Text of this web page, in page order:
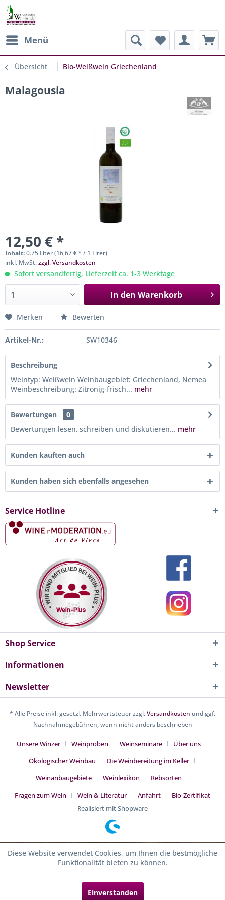
Menü
Übersicht Bio-Weißwein Griechenland
Malagousia
12,50 € *
Inhalt:0.75 Liter (16,67 € * / 1 Liter)
inkl. MwSt.zzgl. Versandkosten
Sofort versandfertig, Lieferzeit ca. 1-3 Werktage
In den Warenkorb
Merken Bewerten
Artikel-Nr.: SW10346
Beschreibung
Weintyp: Weißwein Weinbaugebiet: Griechenland, Nemea
Weinbeschreibung: Zitronig-frisch... mehr
Bewertungen
0
Bewertungen lesen, schreiben und diskutieren... mehr
Kunden kauften auch
Kunden haben sich ebenfalls angesehen
Service Hotline
Shop Service
Informationen
Newsletter
* Alle Preise inkl. gesetzl. Mehrwertsteuer zzgl.Versandkosten und ggf.
Nachnahmegebühren, wenn nicht anders beschrieben
Unsere Winzer Weinproben Weinseminare
Über uns
Ökologischer Weinbau
Die Weinbereitung im Keller
Weinanbaugebiete
Weinlexikon
Rebsorten
Fragen zum Wein
Wein & Literatur Anfahrt
Bio-Zertifikat
Realisiert mit Shopware
Diese Website verwendet Cookies, um Ihnen die bestmögliche
Funktionalität bieten zu können.
Einverstanden